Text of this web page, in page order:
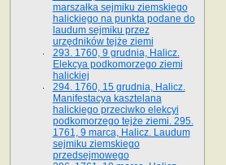
marszałka sejmiku ziemskiego
halickiego na punkta podane do
laudum sejmiku przez
urzędników tejże ziemi
293. 1760, 9 grudnia, Halicz.
Elekcya podkomorzego ziemi
halickiej
294. 1760, 15 grudnia, Halicz.
Manifestacya kasztelana
halickiego przeciwko elekcyi
podkomorzego tejże ziemi. 295.
1761, 9 marca, Halicz. Laudum
sejmiku ziemskiego
przedsejmowego